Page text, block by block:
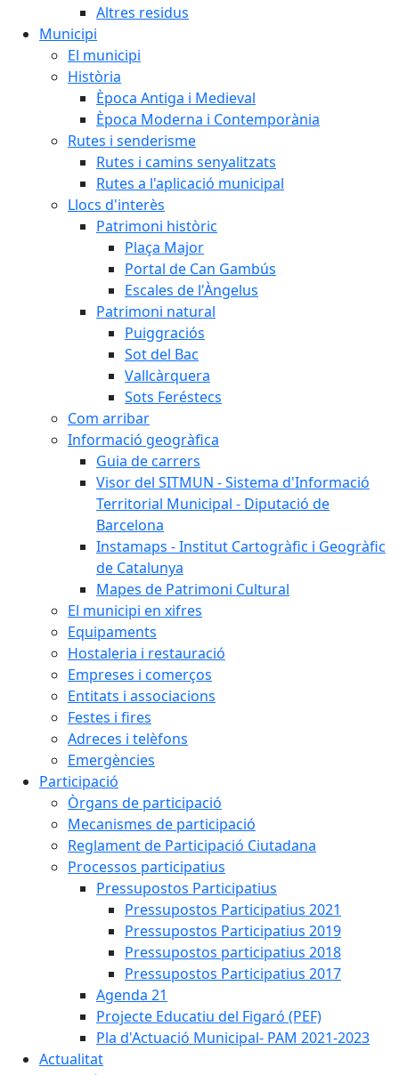
Altres residus
Municipi
El municipi
Història
Època Antiga i Medieval
Època Moderna i Contemporània
Rutes i senderisme
Rutes i camins senyalitzats
Rutes a l'aplicació municipal
Llocs d'interès
Patrimoni històric
Plaça Major
Portal de Can Gambús
Escales de l'Àngelus
Patrimoni natural
Puiggraciós
Sot del Bac
Vallcàrquera
Sots Feréstecs
Com arribar
Informació geogràfica
Guia de carrers
Visor del SITMUN - Sistema d'Informació
Territorial Municipal - Diputació de
Barcelona
Instamaps - Institut Cartogràfic i Geogràfic
de Catalunya
Mapes de Patrimoni Cultural
El municipi en xifres
Equipaments
Hostaleria i restauració
Empreses i comerços
Entitats i associacions
Festes i fires
Adreces i telèfons
Emergències
Participació
Òrgans de participació
Mecanismes de participació
Reglament de Participació Ciutadana
Processos participatius
Pressupostos Participatius
Pressupostos Participatius 2021
Pressupostos Participatius 2019
Pressupostos participatius 2018
Pressupostos Participatius 2017
Agenda 21
Projecte Educatiu del Figaró (PEF)
Pla d'Actuació Municipal- PAM 2021-2023
Actualitat